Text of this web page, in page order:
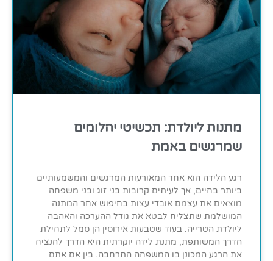
מתנות ליולדת: תכשיטי יהלומים
שמרגשים באמת
רגע הלידה הוא אחד המאורעות המרגשים והמשמעותיים
ביותר בחיים, אך לעיתים קרובות בני זוג ובני משפחה
מוצאים את עצמם אובדי עצות בחיפוש אחר המתנה
המושלמת שתצליח לבטא את גודל ההערכה והאהבה
ליולדת הטרייה. בעוד שטבעות אירוסין הן סמל לתחילת
הדרך המשותפת, מתנת לידה יוקרתית היא הדרך להנציח
את הרגע המכונן בו המשפחה התרחבה. בין אם אתם